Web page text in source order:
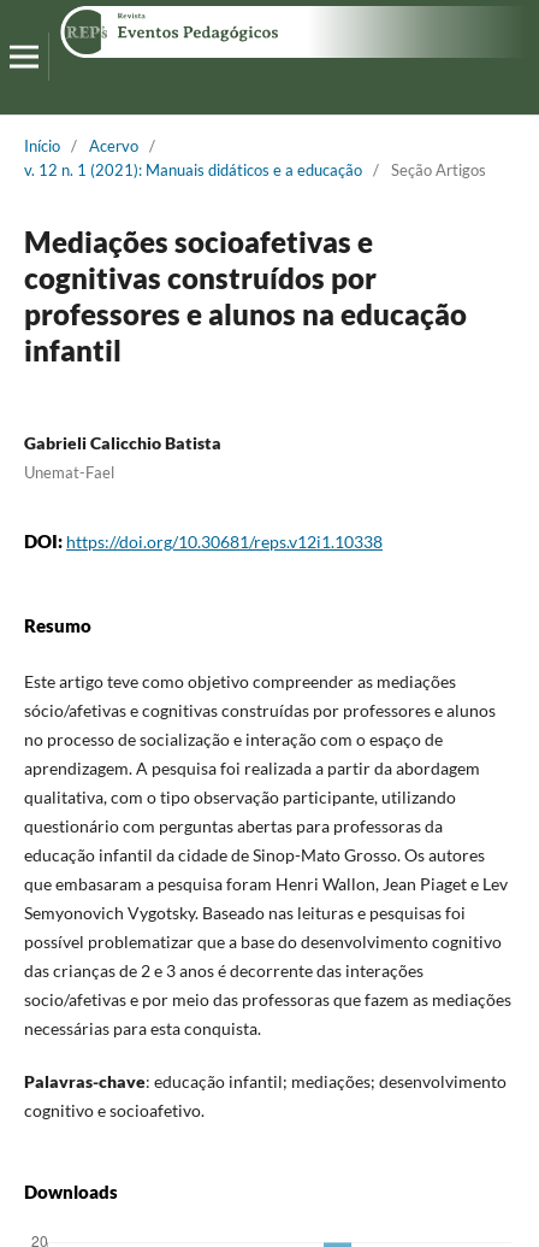
Início / Acervo /
v. 12 n. 1 (2021): Manuais didáticos e a educação / Seção Artigos
Mediações socioafetivas e
cognitivas construídos por
professores e alunos na educação
infantil
Gabrieli Calicchio Batista
Unemat-Fael
DOI: https://doi.org/10.30681/reps.v12i1.10338
Resumo
Este artigo teve como objetivo compreender as mediações
sócio/afetivas e cognitivas construídas por professores e alunos
no processo de socialização e interação com o espaço de
aprendizagem. A pesquisa foi realizada a partir da abordagem
qualitativa, com o tipo observação participante, utilizando
questionário com perguntas abertas para professoras da
educação infantil da cidade de Sinop-Mato Grosso. Os autores
que embasaram a pesquisa foram Henri Wallon, Jean Piaget e Lev
Semyonovich Vygotsky. Baseado nas leituras e pesquisas foi
possível problematizar que a base do desenvolvimento cognitivo
das crianças de 2 e 3 anos é decorrente das interações
socio/afetivas e por meio das professoras que fazem as mediações
necessárias para esta conquista.
Palavras-chave: educação infantil; mediações; desenvolvimento
cognitivo e socioafetivo.
Downloads